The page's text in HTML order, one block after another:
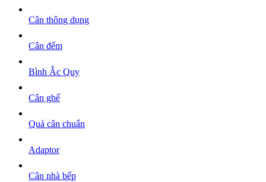
Cân thông dụng
Cân đếm
Bình Ắc Quy
Cân ghế
Quả cân chuẩn
Adaptor
Cân nhà bếp